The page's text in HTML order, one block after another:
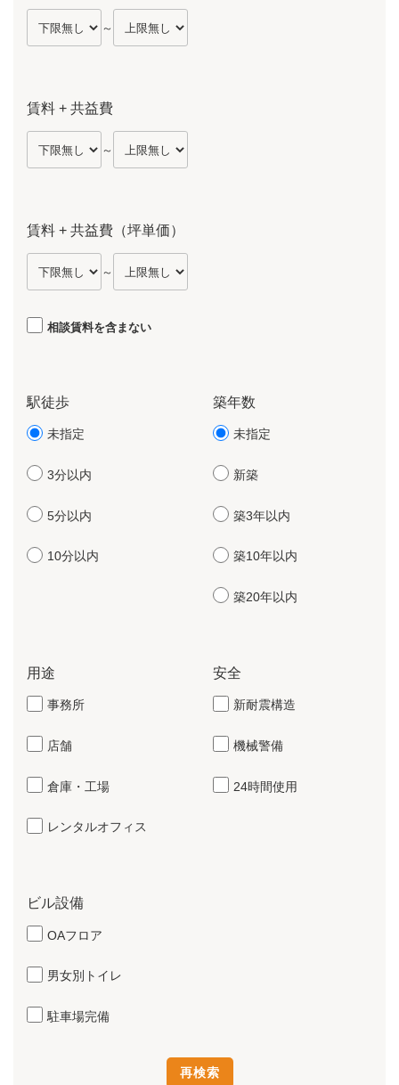
～
賃料 + 共益費
～
賃料 + 共益費（坪単価）
～
相談賃料を含まない
駅徒歩
未指定
3分以内
5分以内
10分以内
築年数
未指定
新築
築3年以内
築10年以内
築20年以内
用途
事務所
店舗
倉庫・工場
レンタルオフィス
安全
新耐震構造
機械警備
24時間使用
ビル設備
OAフロア
男女別トイレ
駐車場完備